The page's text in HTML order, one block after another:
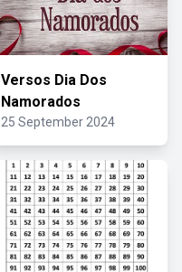
Versos Dia Dos
Namorados
25 September 2024